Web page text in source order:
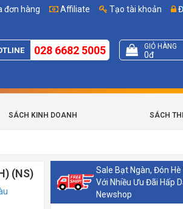
Affiliate Tạo tài khoản
đơn hàng
028 6682 5005 GIỎ HÀNG
0đ
SÁCH KINH DOANH SÁCH
(NS)
Sale Bạt Ngàn, Đón Hè
Với Nhiều Ưu Đãi Hấp
Newshop